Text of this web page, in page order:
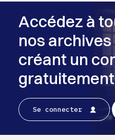
Accédez à
nos archives
créant un
gratuitement
Se connecter